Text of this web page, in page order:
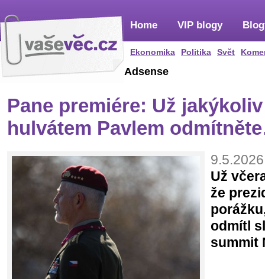
Home
Ekonomika Politika Svět
VIP blogy
Adsense
Pane premiére: Už
hulvátem Pavlem
Už
že
odmítl
summit